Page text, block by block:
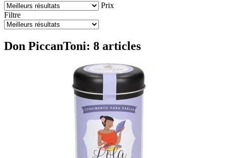
Prix
Filtre
Don PiccanToni: 8 articles